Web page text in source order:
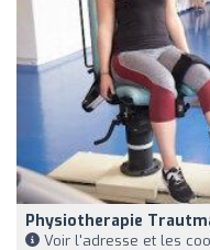
Physiotherapie
Voir l'adresse et les